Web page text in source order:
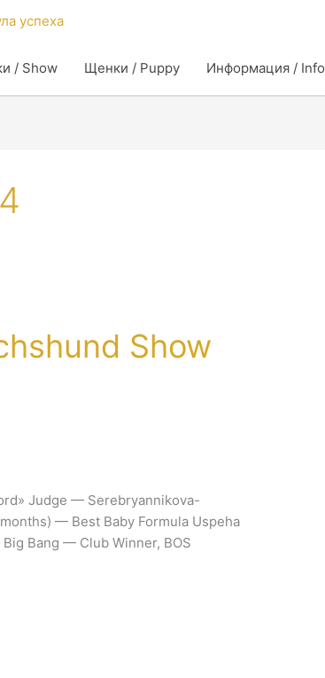
/ Show Щенки / Puppy Информация / Info
Show
Judge — Serebryannikova-
— Best Baby Formula Uspeha
Bang — Club Winner, BOS